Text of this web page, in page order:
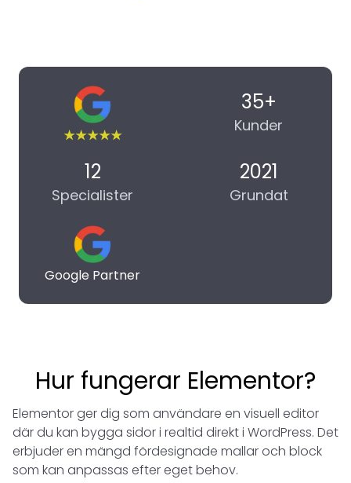
35+
Kunder
12
Specialister
2021
Grundat
Google Partner
Hur fungerar Elementor?
Elementor ger dig som användare en visuell editor
där du kan bygga sidor i realtid direkt i WordPress. Det
erbjuder en mängd fördesignade mallar och block
som kan anpassas efter eget behov.